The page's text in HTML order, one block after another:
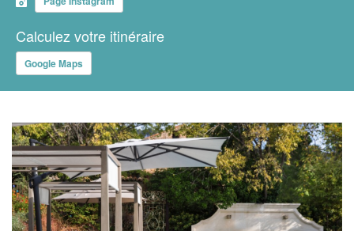
Calculez votre itinéraire
Google Maps